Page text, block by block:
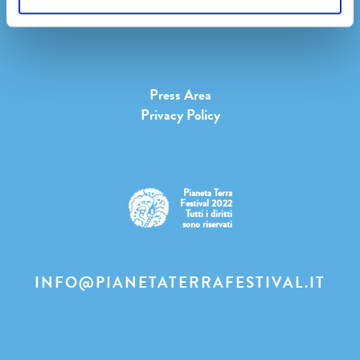
Youtube
Press Area
Privacy Policy
Pianeta Terra
Festival 2022
Tutti i diritti
sono riservati
INFO@PIANETATERRAFESTIVAL.IT